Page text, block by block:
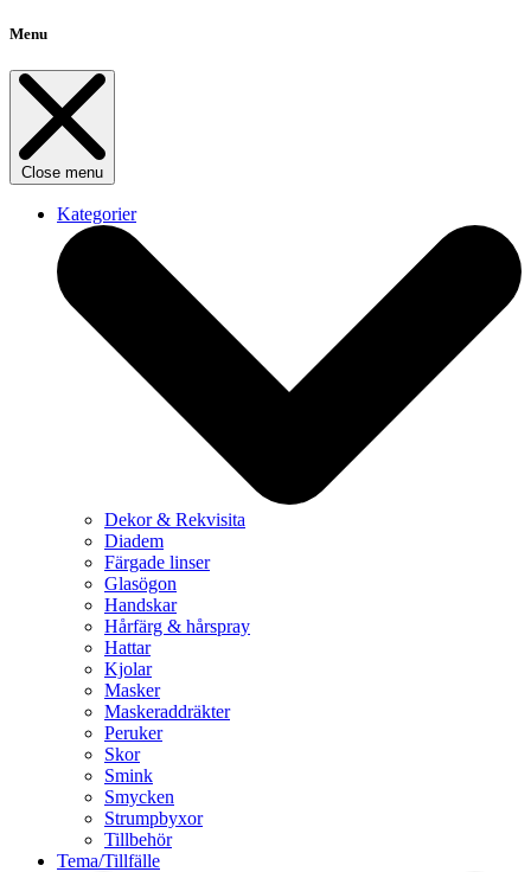
Menu
Close menu
Kategorier
Dekor & Rekvisita
Diadem
Färgade linser
Glasögon
Handskar
Hårfärg & hårspray
Hattar
Kjolar
Masker
Maskeraddräkter
Peruker
Skor
Smink
Smycken
Strumpbyxor
Tillbehör
Tema/Tillfälle